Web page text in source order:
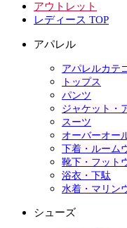
アウトレット
レディース TOP
アパレル
アパレルカテ
トップス
パンツ
ジャケット・
スーツ
オーバーオー
下着・ルーム
靴下・フット
浴衣・下駄
水着・マリン
シューズ